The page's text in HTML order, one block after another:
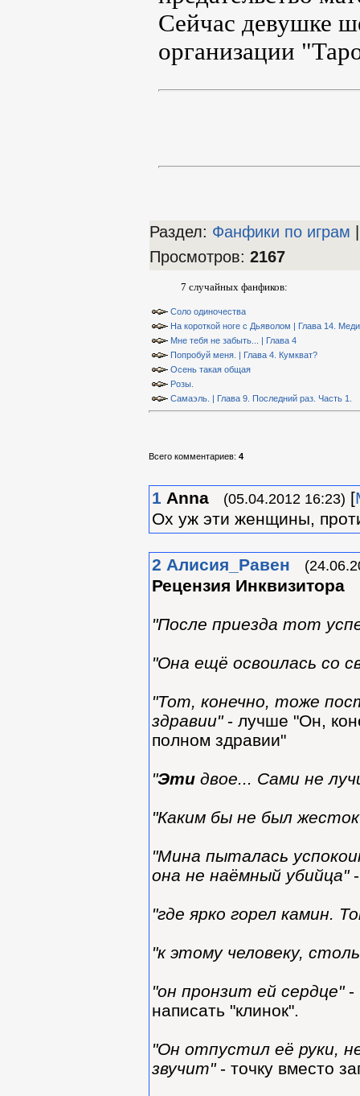
Сейчас девушке
организации
Раздел: Фанфики по играм
Просмотров: 2167
7 случайных фанфиков:
Соло одиночества
На короткой ноге с Дьяволом | Глава 14.
Мне тебя не забыть... | Глава 4
Попробуй меня. | Глава 4. Кумкват?
Осень такая общая
Розы.
Самаэль. | Глава 9. Последний раз. Часть 1.
Всего комментариев: 4
1 Anna (05.04.2012 16:23) [
Ох уж эти женщины,
2 Алиcия_Равен
Рецензия Инквизитора
"После приезда тот
"Она ещё освоилась со
"Тот, конечно, тоже
здравии"- лучше "Он,
полном здравии"
"Эти двое... Сами не
"Каким бы не был
"Мина пыталась
она не наёмный убийца"-
"где ярко горел камин.
"к этому человеку,
"он пронзит ей сердце"-
написать "клинок".
"Он отпустил её руки,
звучит"- точку вместо